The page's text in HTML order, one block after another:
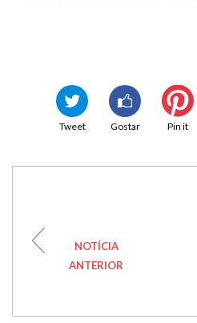
Tweet Gostar Pin it
NOTÍCIA
ANTERIOR